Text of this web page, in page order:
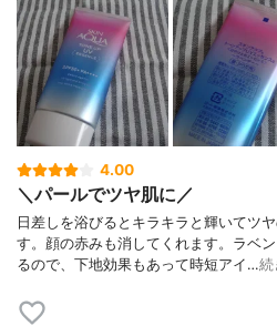
4.00
＼パールでツヤ肌に／
日差しを浴びるとキラキラと輝いてツ
す。顔の赤みも消してくれます。ラベ
るので、下地効果もあって時短アイ…続